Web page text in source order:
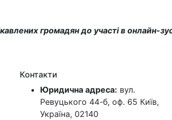
громадян до участі в онлайн-
Контакти
Юридична адреса: вул.
Ревуцького 44-б, оф. 65 Київ,
Україна, 02140